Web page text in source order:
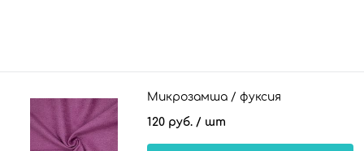
Микрозамша / фуксия
120 руб. / шт